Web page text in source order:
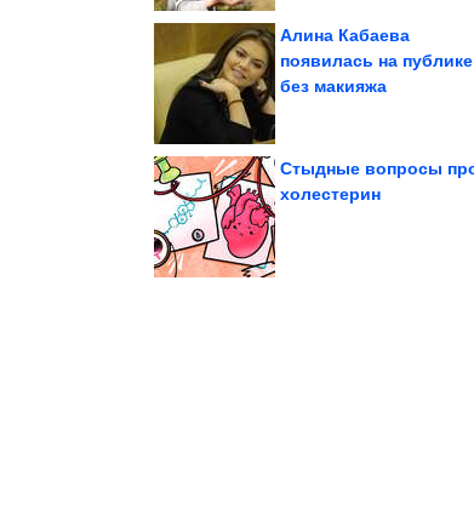
Что успела снять
её убила жара
Алина Кабаева
появилась на публике
без макияжа
ТОП-5 самых
Стыдные вопросы
холестерин